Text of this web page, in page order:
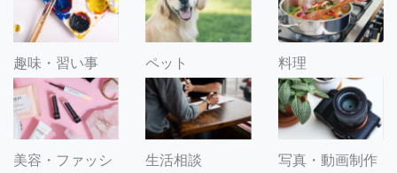
趣味・習い事 ペット 料理
美容・ファッシ 生活相談 写真・動画制作